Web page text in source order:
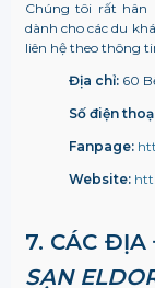
Chúng tôi rất hân
dành cho các du
liên hệ theo thông
Địa chỉ:60
Số điện
Fanpage:
Website:
7. CÁC ĐỊA
SẠN